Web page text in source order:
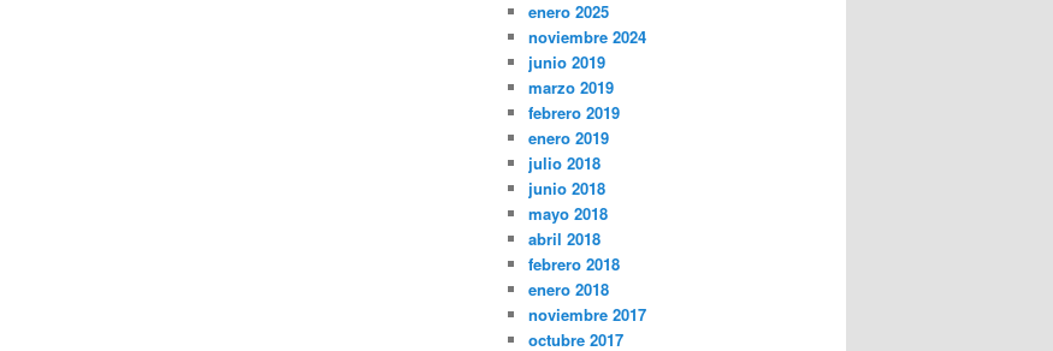
enero 2025
noviembre 2024
junio 2019
marzo 2019
febrero 2019
enero 2019
julio 2018
junio 2018
mayo 2018
abril 2018
febrero 2018
enero 2018
noviembre 2017
octubre 2017